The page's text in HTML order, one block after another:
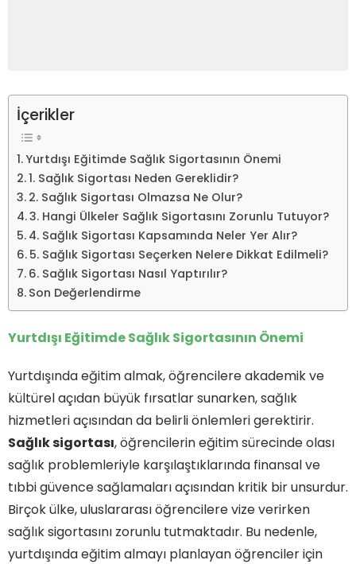
İçerikler
Yurtdışı Eğitimde Sağlık Sigortasının Önemi
1. Sağlık Sigortası Neden Gereklidir?
2. Sağlık Sigortası Olmazsa Ne Olur?
3. Hangi Ülkeler Sağlık Sigortasını Zorunlu Tutuyor?
4. Sağlık Sigortası Kapsamında Neler Yer Alır?
5. Sağlık Sigortası Seçerken Nelere Dikkat Edilmeli?
6. Sağlık Sigortası Nasıl Yaptırılır?
Son Değerlendirme
Yurtdışı Eğitimde Sağlık Sigortasının Önemi
Yurtdışında eğitim almak, öğrencilere akademik ve
kültürel açıdan büyük fırsatlar sunarken, sağlık
hizmetleri açısından da belirli önlemleri gerektirir.
Sağlık sigortası, öğrencilerin eğitim sürecinde olası
sağlık problemleriyle karşılaştıklarında finansal ve
tıbbi güvence sağlamaları açısından kritik bir unsurdur.
Birçok ülke, uluslararası öğrencilere vize verirken
sağlık sigortasını zorunlu tutmaktadır. Bu nedenle,
yurtdışında eğitim almayı planlayan öğrenciler için